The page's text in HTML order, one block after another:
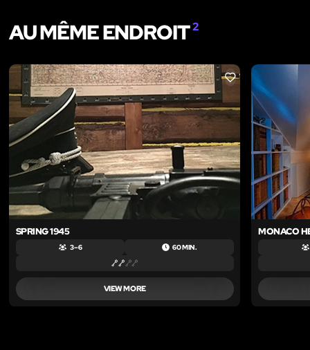
AU MÊME ENDROIT2
LIKE
SPRING 1945
3 – 6 60 MIN.
VIEW MORE
MONACO